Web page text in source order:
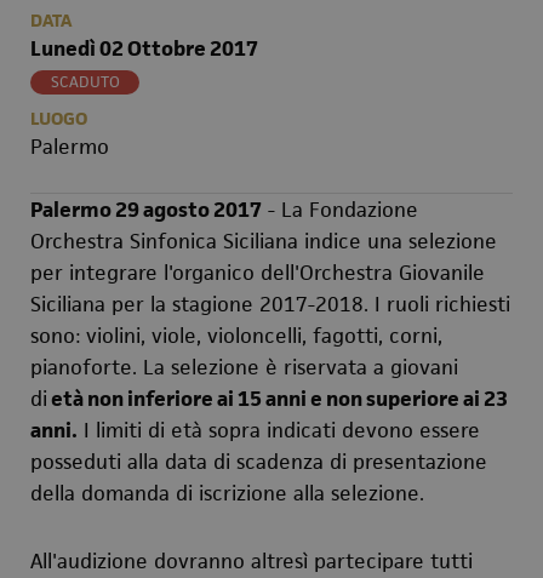
DATA
Lunedì 02 Ottobre 2017
SCADUTO
LUOGO
Palermo
Palermo 29 agosto 2017 - La Fondazione
Orchestra Sinfonica Siciliana indice una selezione
per integrare l'organico dell'Orchestra Giovanile
Siciliana per la stagione 2017-2018. I ruoli richiesti
sono: violini, viole, violoncelli, fagotti, corni,
pianoforte. La selezione è riservata a giovani
dietà non inferiore ai 15 anni e non superiore ai 23
anni. I limiti di età sopra indicati devono essere
posseduti alla data di scadenza di presentazione
della domanda di iscrizione alla selezione.
All'audizione dovranno altresì partecipare tutti